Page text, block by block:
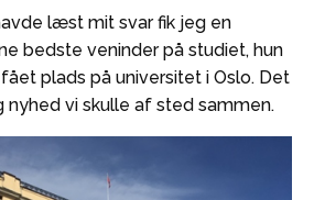
læst mit svar fik jeg en
bedste veninder på studiet, hun
plads på universitet i Oslo. Det
nyhed vi skulle af sted sammen.